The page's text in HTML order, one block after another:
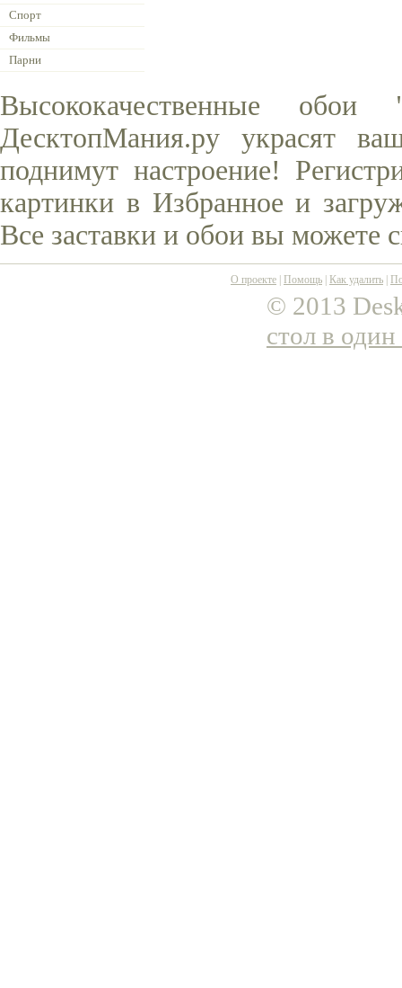
Спорт
Фильмы
Парни
Высококачественные
ДесктопМания.ру украсят
поднимут настроение!
картинки в Избранное и
Все заставки и обои вы можете
О проекте Помощь Как удалить
© 2013
стол в